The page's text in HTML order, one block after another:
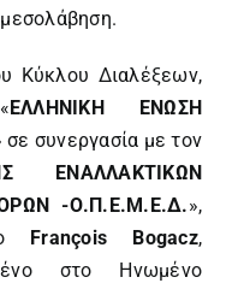
Κύκλου Διαλέξεων,
ΕΛΛΗΝΙΚΗ ΕΝΩΣΗ
σε συνεργασία με τον
ΕΝΑΛΛΑΚΤΙΚΩΝ
-Ο.Π.Ε.Μ.Ε.Δ.»,
François Bogacz,
στο Ηνωμένο